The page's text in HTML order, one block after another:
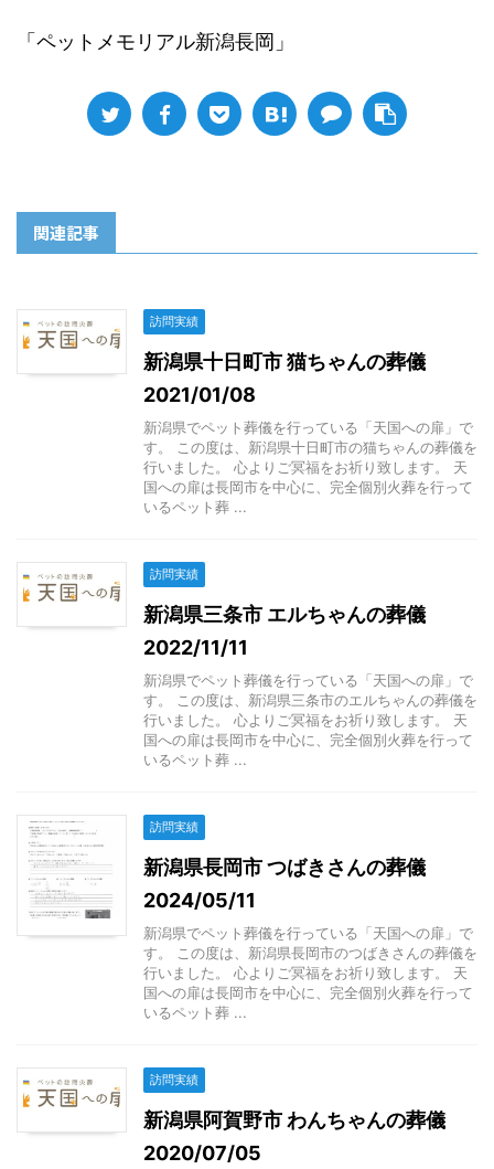
「ペットメモリアル新潟長岡」
関連記事
訪問実績
新潟県十日町市 猫ちゃんの葬儀
2021/01/08
新潟県でペット葬儀を行っている「天国への扉」で
す。 この度は、新潟県十日町市の猫ちゃんの葬儀を
行いました。 心よりご冥福をお祈り致します。 天
国への扉は長岡市を中心に、完全個別火葬を行って
いるペット葬 ...
訪問実績
新潟県三条市 エルちゃんの葬儀
2022/11/11
新潟県でペット葬儀を行っている「天国への扉」で
す。 この度は、新潟県三条市のエルちゃんの葬儀を
行いました。 心よりご冥福をお祈り致します。 天
国への扉は長岡市を中心に、完全個別火葬を行って
いるペット葬 ...
訪問実績
新潟県長岡市 つばきさんの葬儀
2024/05/11
新潟県でペット葬儀を行っている「天国への扉」で
す。 この度は、新潟県長岡市のつばきさんの葬儀を
行いました。 心よりご冥福をお祈り致します。 天
国への扉は長岡市を中心に、完全個別火葬を行って
いるペット葬 ...
訪問実績
新潟県阿賀野市 わんちゃんの葬儀
2020/07/05